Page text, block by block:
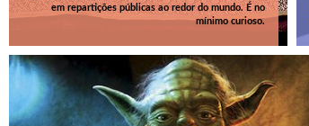
em repartições públicas ao redor do mundo. É no
mínimo curioso.